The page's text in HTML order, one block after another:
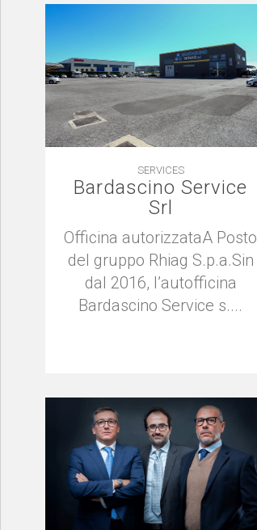
SERVICES
Bardascino Service
Srl
Officina autorizzataA Posto
del gruppo Rhiag S.p.a.Sin
dal 2016, l’autofficina
Bardascino Service s....